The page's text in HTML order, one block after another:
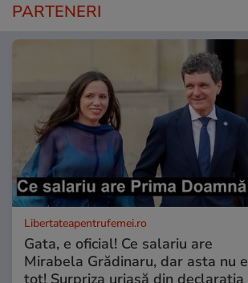
PARTENERI
Libertateapentrufemei.ro
Gata, e oficial! Ce salariu are
Mirabela Grădinaru, dar asta nu e